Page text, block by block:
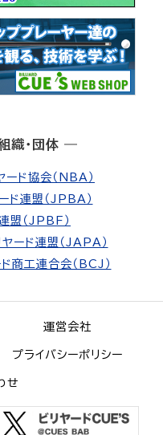
織・団体 ―
ド協会（NBA）
ド連盟（JPBA）
盟（JPBF）
ード連盟（JAPA）
商工連合会（BCJ）
運営会社
プライバシーポリシー
せ